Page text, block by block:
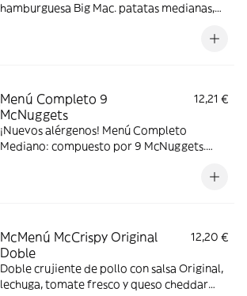
hamburguesa Big Mac. patatas medianas,
Menú Completo 9
McNuggets
12,21 €
¡Nuevos alérgenos! Menú Completo
Mediano: compuesto por 9 McNuggets.
McMenú McCrispy Original
Doble
12,20 €
Doble crujiente de pollo con salsa Original,
lechuga, tomate fresco y queso cheddar